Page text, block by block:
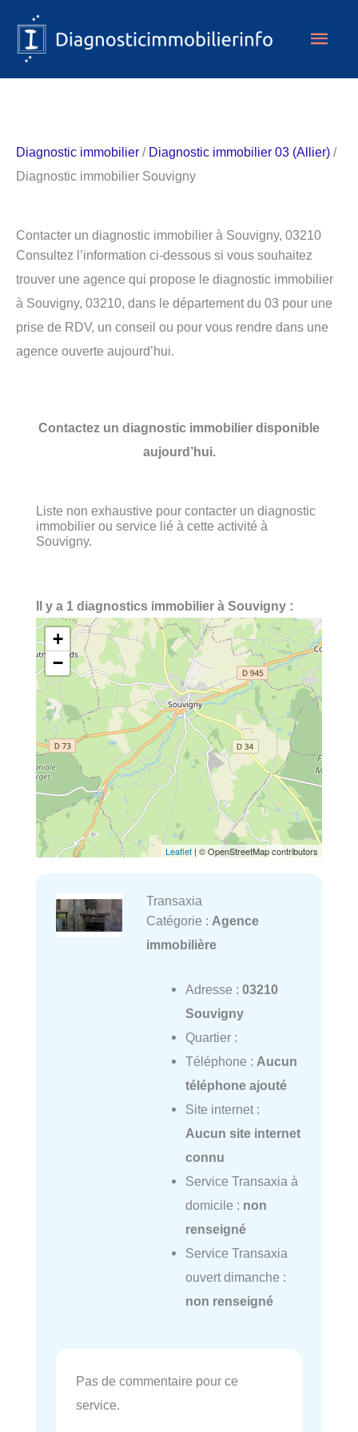
contenu
Diagnostic immobilier / Diagnostic immobilier 03 (Allier) /
Diagnostic immobilier Souvigny
Contacter un diagnostic immobilier à Souvigny, 03210
Consultez l’information ci-dessous si vous souhaitez
trouver une agence qui propose le diagnostic immobilier
à Souvigny, 03210, dans le département du 03 pour une
prise de RDV, un conseil ou pour vous rendre dans une
agence ouverte aujourd’hui.
Contactez un diagnostic immobilier disponible
aujourd’hui.
Liste non exhaustive pour contacter un diagnostic
immobilier ou service lié à cette activité à
Souvigny.
Il y a 1 diagnostics immobilier à Souvigny :
+
−
Leaflet | © OpenStreetMap contributors
Transaxia
Catégorie : Agence
immobilière
Adresse : 03210
Souvigny
Quartier :
Téléphone : Aucun
téléphone ajouté
Site internet :
Aucun site internet
connu
Service Transaxia à
domicile : non
renseigné
Service Transaxia
ouvert dimanche :
non renseigné
Pas de commentaire pour ce
service.